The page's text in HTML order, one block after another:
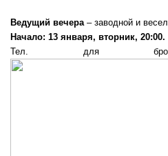
Ведущий вечера– заводной и
Начало: 13 января, вторник, 20:00.
Тел. для